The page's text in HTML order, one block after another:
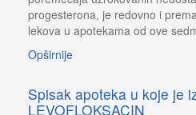
progesterona, je redovno i
lekova u apotekama od ove
Opširnije
Spisak apoteka u koje je
LEVOFLOKSACIN